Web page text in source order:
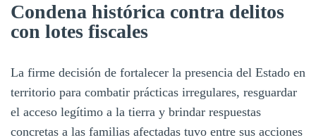
Condena histórica contra delitos
con lotes fiscales
La firme decisión de fortalecer la presencia del Estado en
territorio para combatir prácticas irregulares, resguardar
el acceso legítimo a la tierra y brindar respuestas
concretas a las familias afectadas tuvo entre sus acciones